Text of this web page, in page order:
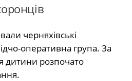
черняхівські
оперативна група. За
дитини розпочато